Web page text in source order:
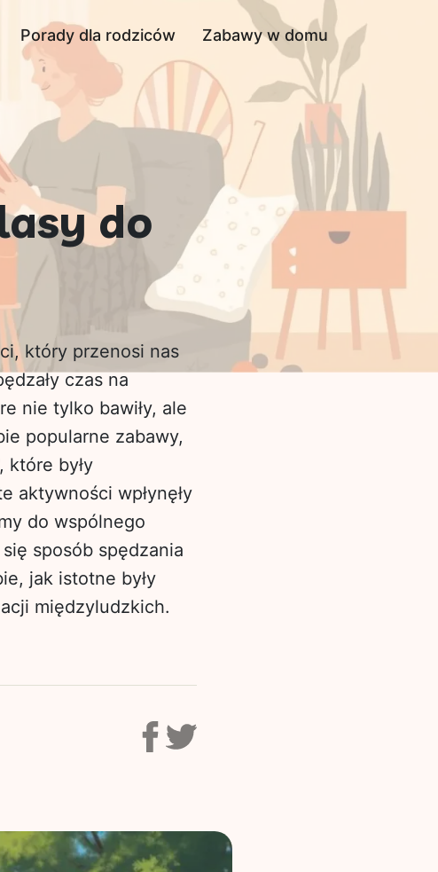
Porady dla rodziców Zabawy w domu
do
który przenosi nas
czas na
nie tylko bawiły, ale
popularne zabawy,
które były
aktywności wpłynęły
do wspólnego
sposób spędzania
jak istotne były
międzyludzkich.